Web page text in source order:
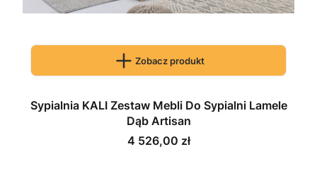
Zobacz produkt
Sypialnia KALI Zestaw Mebli Do Sypialni Lamele
Dąb Artisan
Cena
4 526,00 zł